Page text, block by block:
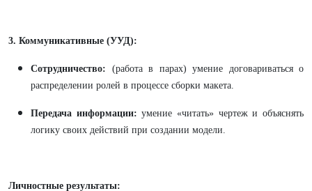
3. Коммуникативные (УУД):
Сотрудничество: (работа в парах) умение договариваться о
распределении ролей в процессе сборки макета.
Передача информации: умение «читать» чертеж и объяснять
логику своих действий при создании модели.
Личностные результаты: